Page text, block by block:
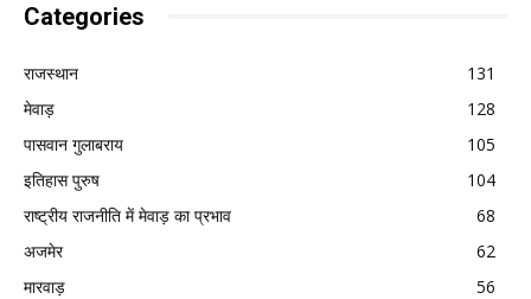
Categories
राजस्थान
131
मेवाड़
128
पासवान गुलाबराय
105
इतिहास पुरुष
104
राष्ट्रीय राजनीति में मेवाड़ का प्रभाव
68
अजमेर
62
मारवाड़
56